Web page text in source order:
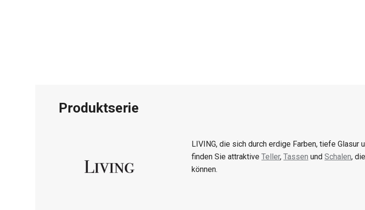
Produktserie
LIVING, die sich durch erdige Farben, tiefe
finden Sie attraktive Teller, Tassen und Schalen,
können.